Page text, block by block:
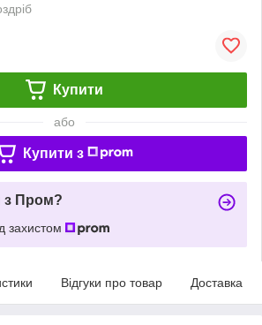
Купити
або
Купити з
з Пром?
захистом
Відгуки про товар Доставка